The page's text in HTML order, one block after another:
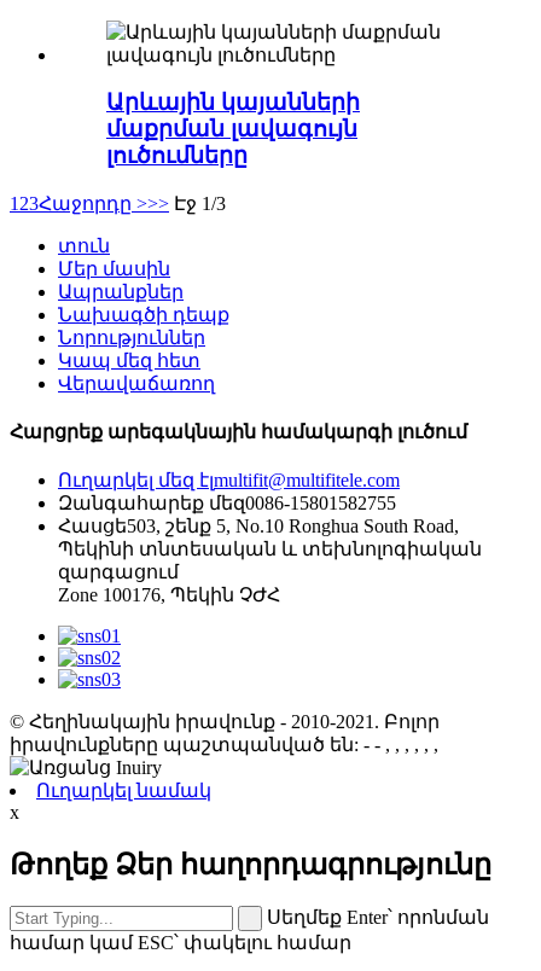
Արևային կայանների
մաքրման լավագույն
լուծումները
1 23Հաջորդը >>> Էջ 1/3
տուն
Մեր մասին
Ապրանքներ
Նախագծի դեպք
Նորություններ
Կապ մեզ հետ
Վերավաճառող
Հարցրեք արեգակնային համակարգի լուծում
Ուղարկել մեզ էլmultifit@multifitele.com
Զանգահարեք մեզ0086-15801582755
Հասցե503, շենք 5, No.10 Ronghua South Road,
Պեկինի տնտեսական և տեխնոլոգիական
զարգացում
Zone 100176, Պեկին ՉԺՀ
© Հեղինակային իրավունք - 2010-2021. Բոլոր
իրավունքները պաշտպանված են: - - , , , , , ,
Ուղարկել նամակ
x
Թողեք Ձեր հաղորդագրությունը
Սեղմեք Enter՝ որոնման
համար կամ ESC՝ փակելու համար